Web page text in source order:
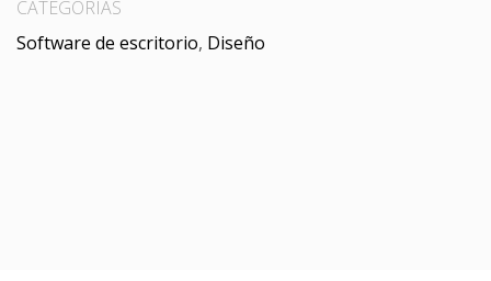
CATEGORÍAS
Software de escritorio, Diseño